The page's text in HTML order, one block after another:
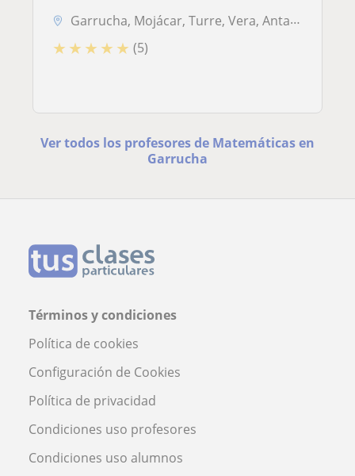
Garrucha, Mojácar, Turre, Vera, Antas, Bédar, Cuevas del Almanzora, Los Gallardos
★ ★ ★ ★ ★ (5)
Ver todos los profesores de Matemáticas en
Garrucha
Términos y condiciones
Política de cookies
Configuración de Cookies
Política de privacidad
Condiciones uso profesores
Condiciones uso alumnos